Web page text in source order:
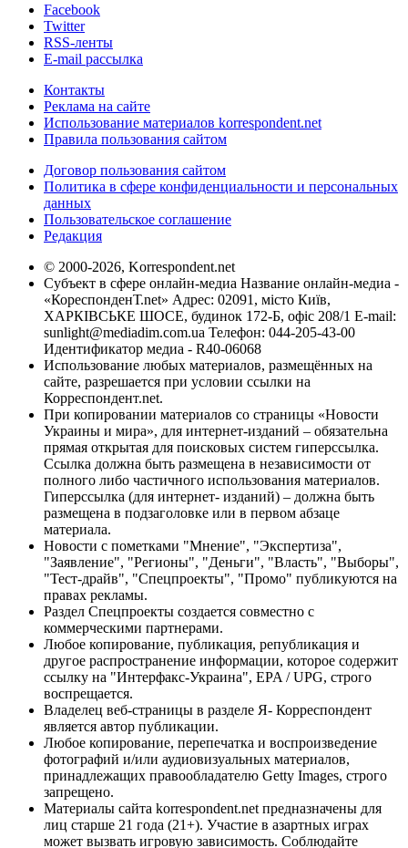
Facebook
Twitter
RSS-ленты
E-mail рассылка
Контакты
Реклама на сайте
Использование материалов korrespondent.net
Правила пользования сайтом
Договор пользования сайтом
Политика в сфере конфиденциальности и персональных
данных
Пользовательское соглашение
Редакция
© 2000-2026, Korrespondent.net
Субъект в сфере онлайн-медиа Название онлайн-медиа -
«КореспонденТ.net» Адрес: 02091, місто Київ,
ХАРКІВСЬКЕ ШОСЕ, будинок 172-Б, офіс 208/1 E-mail:
sunlight@mediadim.com.ua Телефон: 044-205-43-00
Идентификатор медиа - R40-06068
Использование любых материалов, размещённых на
сайте, разрешается при условии ссылки на
Корреспондент.net.
При копировании материалов со страницы «Новости
Украины и мира», для интернет-изданий – обязательна
прямая открытая для поисковых систем гиперссылка.
Ссылка должна быть размещена в независимости от
полного либо частичного использования материалов.
Гиперссылка (для интернет- изданий) – должна быть
размещена в подзаголовке или в первом абзаце
материала.
Новости с пометками "Мнение", "Экспертиза",
"Заявление", "Регионы", "Деньги", "Власть", "Выборы",
"Тест-драйв", "Спецпроекты", "Промо" публикуются на
правах рекламы.
Раздел Спецпроекты создается совместно с
коммерческими партнерами.
Любое копирование, публикация, републикация и
другое распространение информации, которое содержит
ссылку на "Интерфакс-Украина", EPA / UPG, строго
воспрещается.
Владелец веб-страницы в разделе Я- Корреспондент
является автор публикации.
Любое копирование, перепечатка и воспроизведение
фотографий и/или аудиовизуальных материалов,
принадлежащих правообладателю Getty Images, строго
запрещено.
Материалы сайта korrespondent.net предназначены для
лиц старше 21 года (21+). Участие в азартных играх
может вызвать игровую зависимость. Соблюдайте